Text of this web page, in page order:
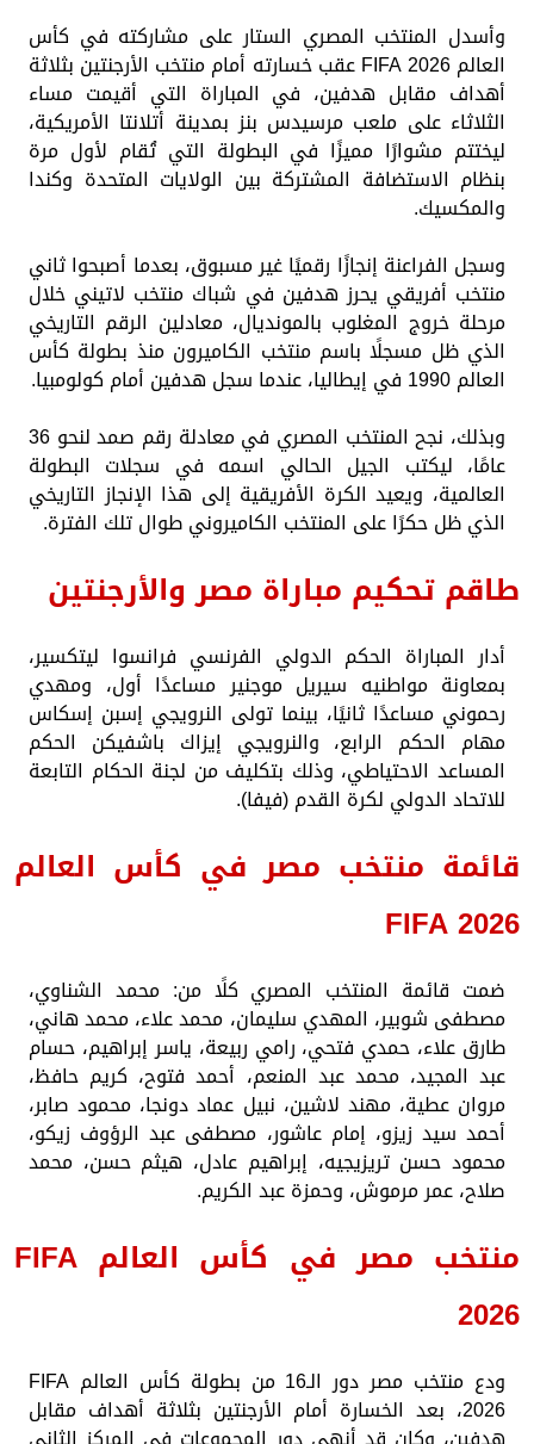
وأسدل المنتخب المصري الستار على مشاركته في كأس
العالم FIFA 2026 عقب خسارته أمام منتخب الأرجنتين بثلاثة
أهداف مقابل هدفين، في المباراة التي أقيمت مساء
الثلاثاء على ملعب مرسيدس بنز بمدينة أتلانتا الأمريكية،
ليختتم مشوارًا مميزًا في البطولة التي تُقام لأول مرة
بنظام الاستضافة المشتركة بين الولايات المتحدة وكندا
والمكسيك.
وسجل الفراعنة إنجازًا رقميًا غير مسبوق، بعدما أصبحوا ثاني
منتخب أفريقي يحرز هدفين في شباك منتخب لاتيني خلال
مرحلة خروج المغلوب بالمونديال، معادلين الرقم التاريخي
الذي ظل مسجلًا باسم منتخب الكاميرون منذ بطولة كأس
العالم 1990 في إيطاليا، عندما سجل هدفين أمام كولومبيا.
وبذلك، نجح المنتخب المصري في معادلة رقم صمد لنحو 36
عامًا، ليكتب الجيل الحالي اسمه في سجلات البطولة
العالمية، ويعيد الكرة الأفريقية إلى هذا الإنجاز التاريخي
الذي ظل حكرًا على المنتخب الكاميروني طوال تلك الفترة.
طاقم تحكيم مباراة مصر والأرجنتين
أدار المباراة الحكم الدولي الفرنسي فرانسوا ليتكسير،
بمعاونة مواطنيه سيريل موجنير مساعدًا أول، ومهدي
رحموني مساعدًا ثانيًا، بينما تولى النرويجي إسبن إسكاس
مهام الحكم الرابع، والنرويجي إيزاك باشفيكن الحكم
المساعد الاحتياطي، وذلك بتكليف من لجنة الحكام التابعة
للاتحاد الدولي لكرة القدم (فيفا).
قائمة منتخب مصر في كأس العالم
FIFA 2026
ضمت قائمة المنتخب المصري كلًا من: محمد الشناوي،
مصطفى شوبير، المهدي سليمان، محمد علاء، محمد هاني،
طارق علاء، حمدي فتحي، رامي ربيعة، ياسر إبراهيم، حسام
عبد المجيد، محمد عبد المنعم، أحمد فتوح، كريم حافظ،
مروان عطية، مهند لاشين، نبيل عماد دونجا، محمود صابر،
أحمد سيد زيزو، إمام عاشور، مصطفى عبد الرؤوف زيكو،
محمود حسن تريزيجيه، إبراهيم عادل، هيثم حسن، محمد
صلاح، عمر مرموش، وحمزة عبد الكريم.
منتخب مصر في كأس العالم FIFA
2026
ودع منتخب مصر دور الـ16 من بطولة كأس العالم FIFA
2026، بعد الخسارة أمام الأرجنتين بثلاثة أهداف مقابل